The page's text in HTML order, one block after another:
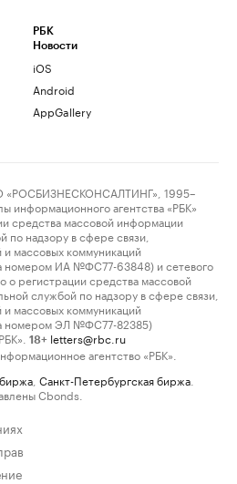
РБК
Новости
iOS
Android
AppGallery
1995–
информационного агентства «РБК»
средства массовой информации
по надзору в сфере связи,
массовых коммуникаций
номером ИА №ФС77-63848) и сетевого
о регистрации средства массовой
службой по надзору в сфере связи,
массовых коммуникаций
номером ЭЛ №ФС77-82385)
18+ letters@rbc.ru
агентство «РБК».
Санкт-Петербургская биржа
Cbonds.